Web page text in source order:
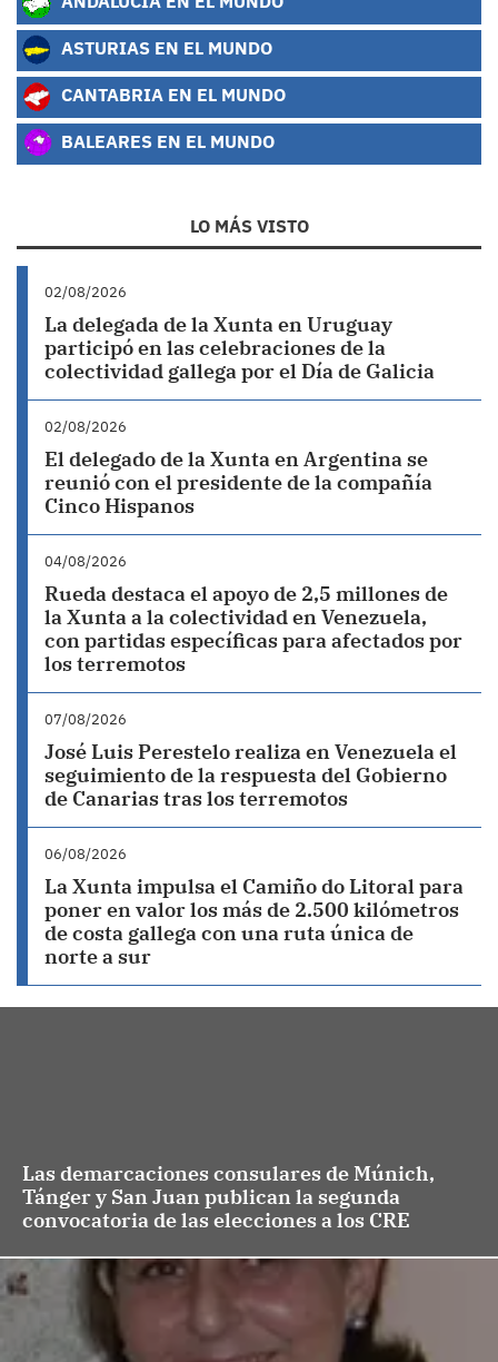
ASTURIAS EN EL MUNDO
CANTABRIA EN EL MUNDO
BALEARES EN EL MUNDO
LO MÁS VISTO
02/08/2026
La delegada de la Xunta en Uruguay
participó en las celebraciones de la
colectividad gallega por el Día de Galicia
02/08/2026
El delegado de la Xunta en Argentina se
reunió con el presidente de la compañía
Cinco Hispanos
04/08/2026
Rueda destaca el apoyo de 2,5 millones de
la Xunta a la colectividad en Venezuela,
con partidas específicas para afectados por
los terremotos
07/08/2026
José Luis Perestelo realiza en Venezuela el
seguimiento de la respuesta del Gobierno
de Canarias tras los terremotos
06/08/2026
La Xunta impulsa el Camiño do Litoral para
poner en valor los más de 2.500 kilómetros
de costa gallega con una ruta única de
norte a sur
Las demarcaciones consulares de Múnich,
Tánger y San Juan publican la segunda
convocatoria de las elecciones a los CRE